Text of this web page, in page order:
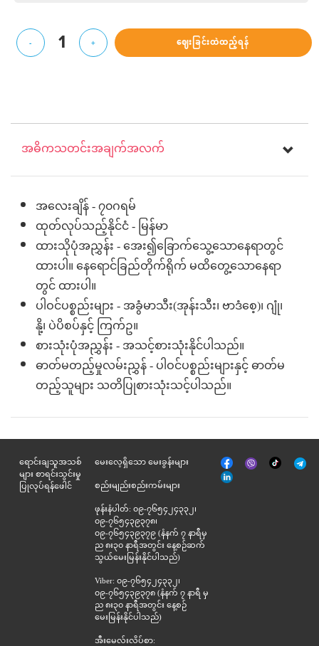
- 1 + ဈေးခြင်းထဲထည့်ရန်
အဓိကသတင်းအချက်အလက်
အလေးချိန် - ၇၀ဂရမ်
ထုတ်လုပ်သည့်နိုင်ငံ - မြန်မာ
ထားသိုပုံအညွှန်း - အေး၍ခြောက်သွေ့သောနေရာတွင်
ထားပါ။ နေရောင်ခြည်တိုက်ရိုက် မထိတွေ့သောနေရာ
တွင် ထားပါ။
ပါဝင်ပစ္စည်းများ - အခွံမာသီး(အုန်းသီး၊ ဗာဒံစေ့)၊ ဂျုံ၊
နို့၊ ပဲပိစပ်နှင့် ကြက်ဥ။
စားသုံးပုံအညွှန်း - အသင့်စားသုံးနိုင်ပါသည်။
ဓာတ်မတည့်မှုလမ်းညွှန် - ပါဝင်ပစ္စည်းများနှင့် ဓာတ်မ
တည့်သူများ သတိပြုစားသုံးသင့်ပါသည်။
ရောင်းချသူအသစ်
များ စာရင်းသွင်းမှု
ပြုလုပ်ရန်ဖေါင်
မေးလေ့ရှိသော မေးခွန်းများ
စည်းမျည်းစည်းကမ်းများ
ဖုန်းနံပါတ်: ၀၉-၇၆၅၄၂၄၃၃၂၊
၀၉-၇၆၅၄၃၉၃၇၈၊
၀၉-၇၆၅၄၃၉၃၇၉ (နံနက် ၇ နာရီမှ
ည ၈း၃၀ နာရီအတွင်း နေ့စဉ်ဆက်
သွယ်မေးမြန်းနိုင်ပါသည်)
Viber: ၀၉-၇၆၅၄၂၄၃၃၂၊
၀၉-၇၆၅၄၃၉၃၇၈ (နံနက် ၇ နာရီ မှ
ည ၈း၃၀ နာရီအတွင်း နေ့စဉ်
မေးမြန်းနိုင်ပါသည်)
အီးမေလ်းလိပ်စာ:
မျက်နှာစာ
အုပ်
Viber Tik
Tok
နှင့်
ဆက်စပ်